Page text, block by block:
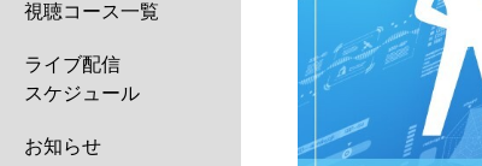
視聴コース一覧
ライブ配信
スケジュール
お知らせ